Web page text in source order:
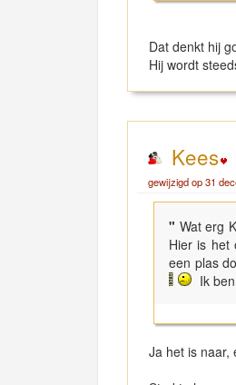
Dat denkt hij
Hij wordt
Kees
gewijzigd op 31
" Wat erg
Hier is het
een plas
Ik
Ja het is naar,